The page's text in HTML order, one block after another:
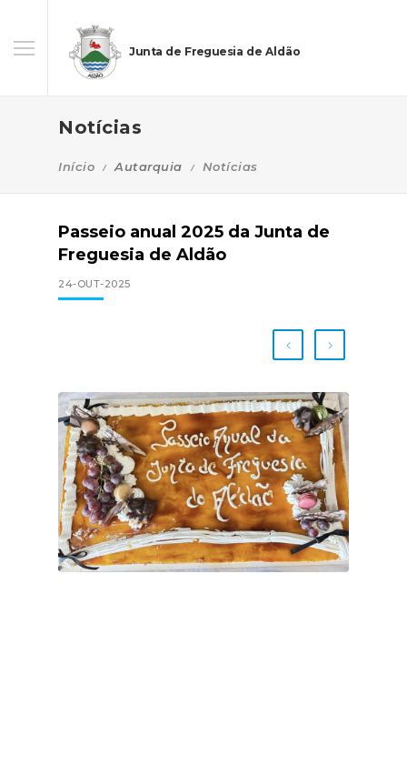
Junta de Freguesia de Aldão
Notícias
Início Autarquia Notícias
Passeio anual 2025 da Junta de
Freguesia de Aldão
24-OUT-2025